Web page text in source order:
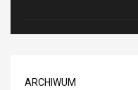
ARCHIWUM